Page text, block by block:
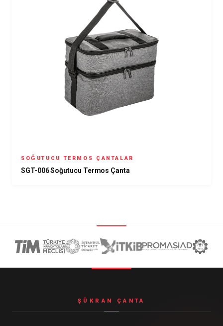
SOĞUTUCU TERMOS ÇANTALAR
SGT-006 Soğutucu Termos Çanta
ŞÜKRAN ÇANTA